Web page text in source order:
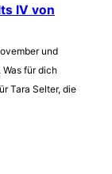
IV von
und
für dich
Tara Selter, die